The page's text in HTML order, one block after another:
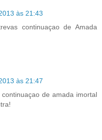
às 21:43
continuaçao de Amada
às 21:47
de amada imortal